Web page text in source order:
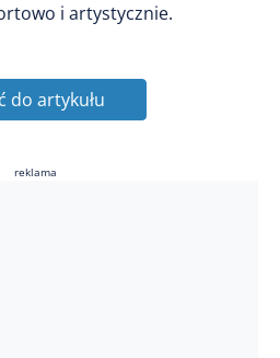
i artystycznie.
do artykułu
reklama